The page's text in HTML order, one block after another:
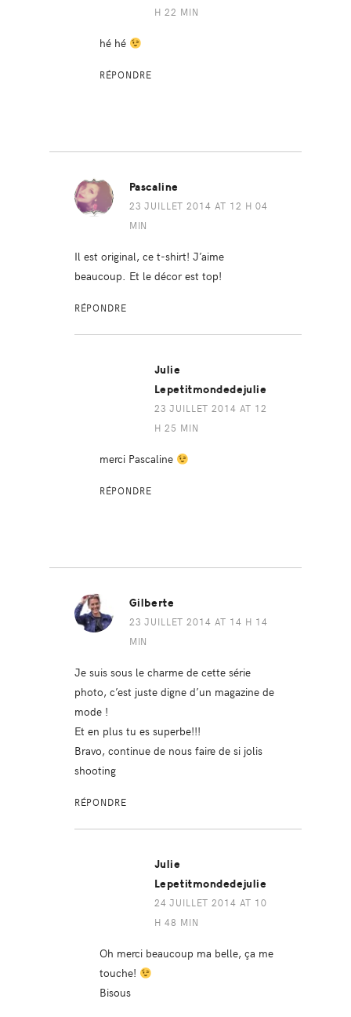
H 22 MIN
hé hé
RÉPONDRE
Pascaline
23 JUILLET 2014 AT 12 H 04
MIN
Il est original, ce t-shirt! J’aime
beaucoup. Et le décor est top!
RÉPONDRE
Julie
Lepetitmondedejulie
23 JUILLET 2014 AT 12
H 25 MIN
merci Pascaline
RÉPONDRE
Gilberte
23 JUILLET 2014 AT 14 H 14
MIN
Je suis sous le charme de cette série
photo, c’est juste digne d’un magazine de
mode !
Et en plus tu es superbe!!!
Bravo, continue de nous faire de si jolis
shooting
RÉPONDRE
Julie
Lepetitmondedejulie
24 JUILLET 2014 AT 10
H 48 MIN
Oh merci beaucoup ma belle, ça me
touche!
Bisous